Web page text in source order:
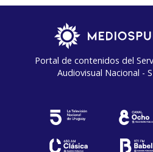
Portal de contenidos del
Audiovisual Nacional -